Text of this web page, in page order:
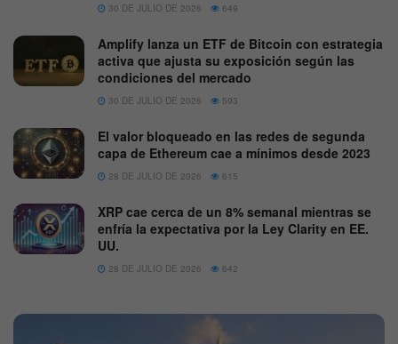
30 DE JULIO DE 2026 649
Amplify lanza un ETF de Bitcoin con estrategia
activa que ajusta su exposición según las
condiciones del mercado
30 DE JULIO DE 2026 593
El valor bloqueado en las redes de segunda
capa de Ethereum cae a mínimos desde 2023
28 DE JULIO DE 2026 615
XRP cae cerca de un 8% semanal mientras se
enfría la expectativa por la Ley Clarity en EE.
UU.
28 DE JULIO DE 2026 642